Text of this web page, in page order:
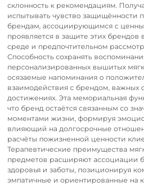
склонность к рекомендациям.
испытывать чувство защищённости
брендам, ассоциирующимся с
проявляется в защите этих брендов
среде и предпочтительном
Способность сохранять
персонализированных вышитых
осязаемые напоминания о
взаимодействия с брендом, важных
достижениях. Эта мемориальная
что бренд остаётся связанным со
моментами жизни, формируя
влияющий на долгосрочные
расчёты пожизненной ценности
Терапевтические преимущества
предметов расширяют ассоциации
здоровья и заботы, позиционируя
эмпатичные и ориентированные на